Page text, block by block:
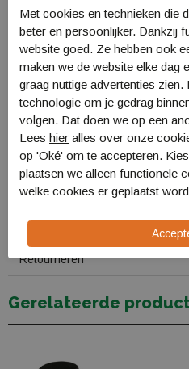
Ideaal voor de sportieve
Direct contact met de schoen
Merino wolmix voor een
Perfect voor alle custom fit
lichtgewicht padding
Snel vochttransport dankzij
Directe krachtoverbrenging
Optimale pasvorm door
Specificaties
Bestellen en Betalen
Verzending en levering
Retourneren
Gerelateerde
Met cookies en technieken die
beter en persoonlijker. Dankzij
website goed. Ze hebben ook
maken we de website elke dag
graag nuttige advertenties
technologie om je gedrag
volgen. Dat doen we op een
Lees hier alles over onze
op 'Oké' om te accepteren.
plaatsen we alleen functionele
welke cookies er geplaatst